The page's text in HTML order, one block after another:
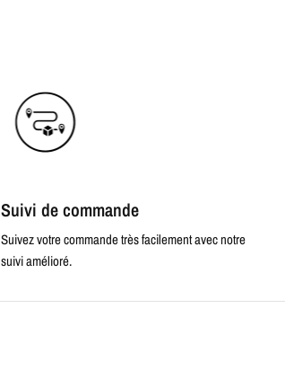
Suivi de commande
Suivez votre commande très facilement avec notre
suivi amélioré.